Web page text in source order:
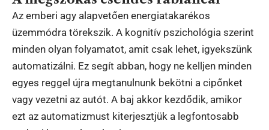
Az emberi agy alapvetően energiatakarékos
üzemmódra törekszik. A kognitív pszichológia szerint
minden olyan folyamatot, amit csak lehet, igyekszünk
automatizálni. Ez segít abban, hogy ne kelljen minden
egyes reggel újra megtanulnunk bekötni a cipőnket
vagy vezetni az autót. A baj akkor kezdődik, amikor
ezt az automatizmust kiterjesztjük a legfontosabb